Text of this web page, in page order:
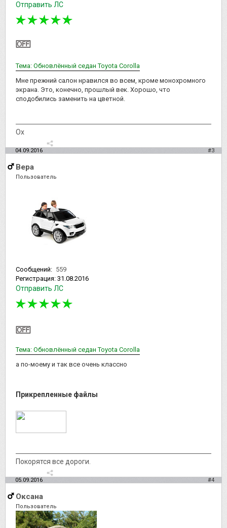
Отправить ЛС
Тема: Обновлённый седан Toyota Corolla
Мне прежний салон нравился во всем, кроме монохромного
экрана. Это, конечно, прошлый век. Хорошо, что
сподобились заменить на цветной.
Ох
04.09.2016 #3
Вера
Пользователь
Сообщений: 559
Регистрация: 31.08.2016
Отправить ЛС
Тема: Обновлённый седан Toyota Corolla
а по-моему и так все очень классно
Прикрепленные файлы
Покорятся все дороги.
05.09.2016 #4
Оксана
Пользователь